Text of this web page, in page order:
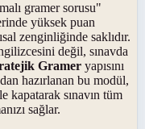
gramer sorusu"
yüksek puan
zenginliğinde saklıdır.
değil, sınavda
Gramer yapısını
hazırlanan bu modül,
kapatarak sınavın tüm
sağlar.